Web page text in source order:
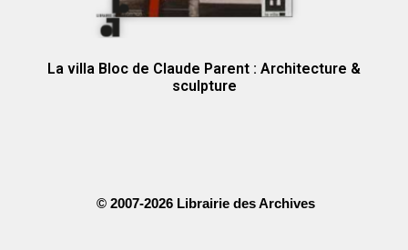
La villa Bloc de Claude Parent : Architecture &
sculpture
© 2007-2026 Librairie des Archives